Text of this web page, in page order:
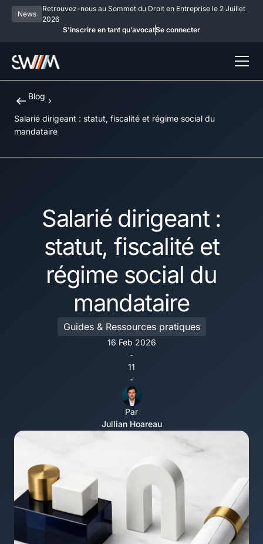
News
Retrouvez-nous au Sommet du Droit en Entreprise le 2 Juillet
2026
S’inscrire en tant qu’avocatSe connecter
Blog
Salarié dirigeant : statut, fiscalité et régime social du
mandataire
Salarié dirigeant :
statut, fiscalité et
régime social du
mandataire
Guides & Ressources pratiques
16 Feb 2026
-
11
-
Par
Jullian Hoareau